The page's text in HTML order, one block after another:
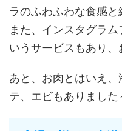
ラのふわふわな食感と
また、インスタグラ
いうサービスもあり、
あと、お肉とはいえ
テ、エビもありました